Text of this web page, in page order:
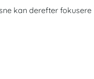
kan derefter fokusere